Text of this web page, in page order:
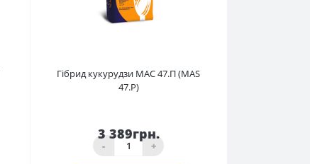
Гібрид кукурудзи МАС 47.П (MAS
47.P)
3 389грн.
- +